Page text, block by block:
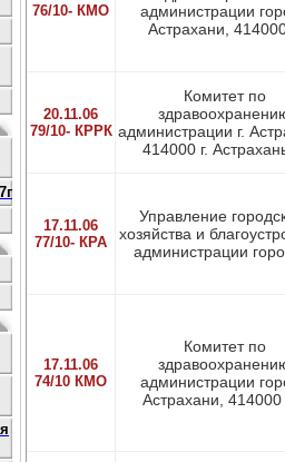
76/10- КМО
администрации
Астрахани,
20.11.06
79/10- КРРК
Комитет по
администрации г.
414000 г.
17.11.06
77/10- КРА
Управление
хозяйства и
администрации
17.11.06
74/10 КМО
Комитет по
администрации
Астрахани, 414000